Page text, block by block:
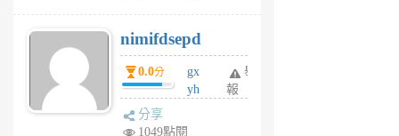
U
5
個
月
nimifdsepd
0.0分
gx
yh
舉
報
分享
1049點閱